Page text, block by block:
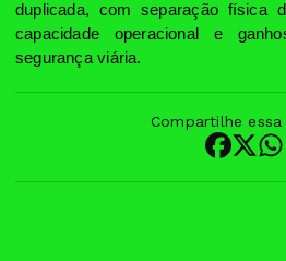
duplicada, com separação física
capacidade operacional e
segurança viária.
Compartilhe